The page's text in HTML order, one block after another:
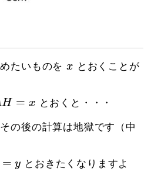
たいものをx
x とおくことが
H = x
H= とおくと・・・
の後の計算は地獄です（中
= y とおきたくなりますよ